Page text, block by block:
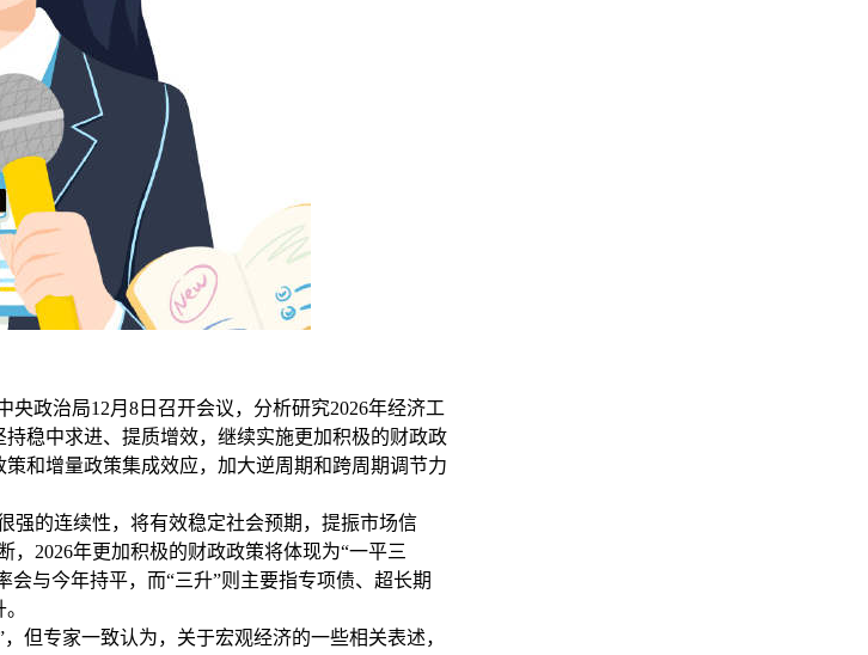
政治局12月8日召开会议，分析研究2026年经济工
稳中求进、提质增效，继续实施更加积极的财政政
和增量政策集成效应，加大逆周期和跨周期调节力
的连续性，将有效稳定社会预期，提振市场信
，2026年更加积极的财政政策将体现为“一平三
会与今年持平，而“三升”则主要指专项债、超长期
专家一致认为，关于宏观经济的一些相关表述，